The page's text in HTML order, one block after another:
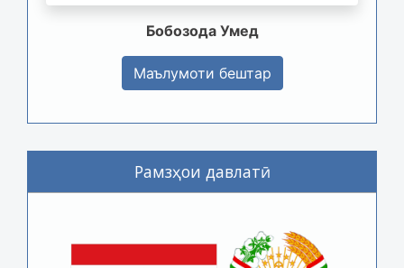
Бобозода Умед
Маълумоти бештар
Рамзҳои давлатӣ